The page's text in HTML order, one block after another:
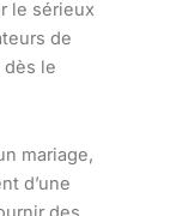
le sérieux
de
le
mariage,
d’une